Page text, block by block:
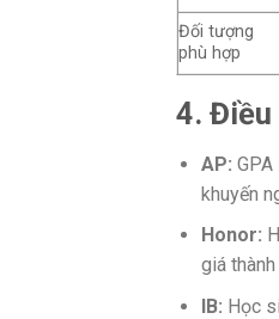
Đối tượng
phù hợp
4. Điều
AP:
khuyến
Honor:
giá
IB: Học